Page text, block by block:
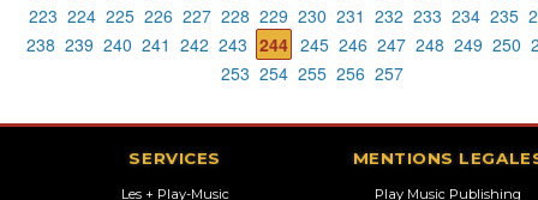
223 224 225 226 227 228 229 230 231 232 233 234 235
238 239 240 241 242 243 244 245 246 247 248 249 250
253 254 255 256 257
SERVICES
Les + Play-Music
MENTIONS
Play Music Publishing